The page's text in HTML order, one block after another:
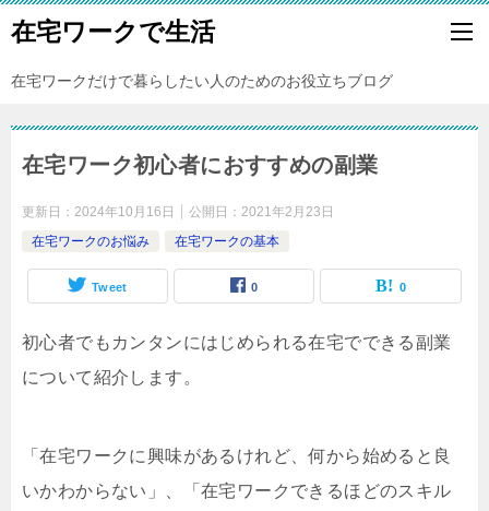
在宅ワークで生活
在宅ワークだけで暮らしたい人のためのお役立ちブログ
在宅ワーク初心者におすすめの副業
更新日： 2024年10月16日 公開日： 2021年2月23日
在宅ワークのお悩み
在宅ワークの基本
Tweet 0 0
初心者でもカンタンにはじめられる在宅でできる副業
について紹介します。
「在宅ワークに興味があるけれど、何から始めると良
いかわからない」、「在宅ワークできるほどのスキル